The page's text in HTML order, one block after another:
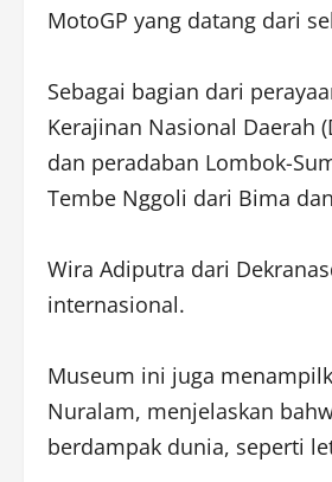
MotoGP yang datang dari
Sebagai bagian dari
Kerajinan Nasional Daerah
dan peradaban Lombok-
Tembe Nggoli dari Bima
Wira Adiputra dari
internasional.
Museum ini juga
Nuralam, menjelaskan
berdampak dunia, seperti